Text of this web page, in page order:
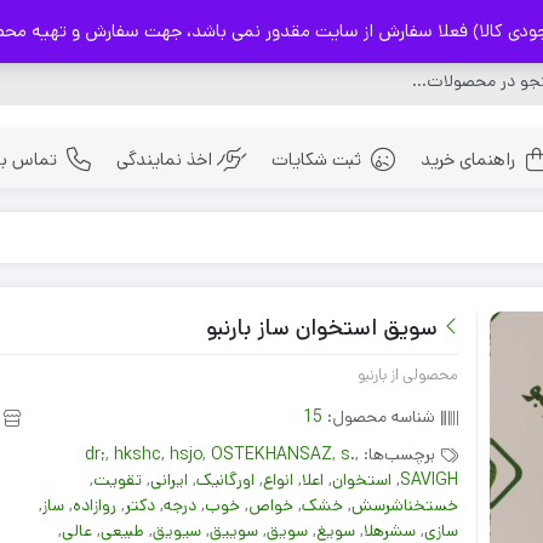
فعلا سفارش از سایت مقدور نمی باشد، جهت سفارش و تهیه محصولات با شماره
بذر ها
راهنمای خرید ثبت شکایات اخذ نمایندگی تماس
سویق استخوان ساز بارنبو
محصولی از بارنبو
شناسه محصول: 15
برچسب‌ها:
dr;, hkshc, hsjo, OSTEKHANSAZ, s.,
SAVIGH
, استخوان, اعلا, انواع, اورگانیک, ایرانی,تقویت,
خستخناشرسش,خشک,خواص,خوب,درجه,دکتر, روازاده,ساز,
سازی,سشرهلا,سویغ,سویق,سوییق,سیویق, طبیعی,عالی,